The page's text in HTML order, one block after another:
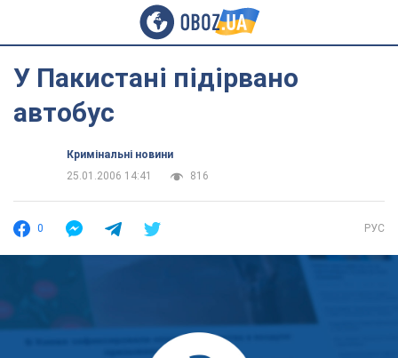
У Пакистані підірвано
автобус
Кримінальні новини
25.01.2006 14:41
816
0 РУС